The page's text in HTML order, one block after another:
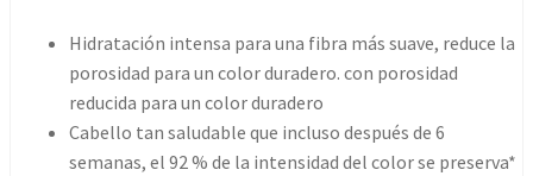
Hidratación intensa para una fibra más suave, reduce la
porosidad para un color duradero. con porosidad
reducida para un color duradero
Cabello tan saludable que incluso después de 6
semanas, el 92 % de la intensidad del color se preserva*